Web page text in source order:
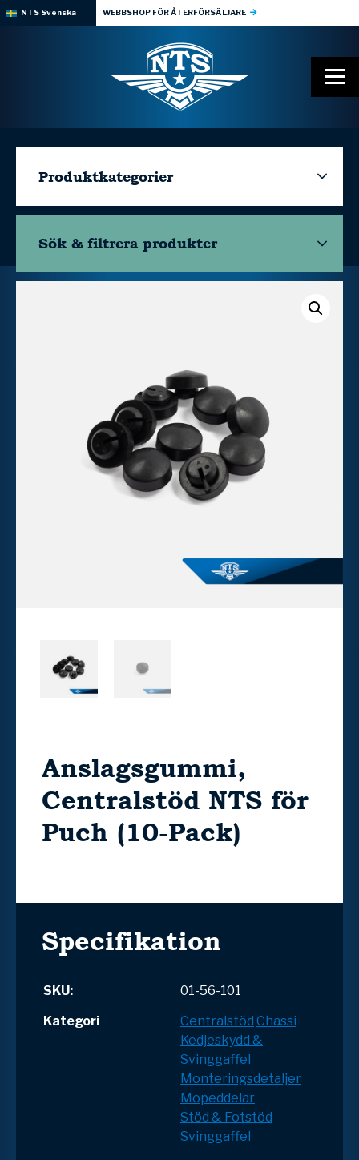
NTS Svenska WEBBSHOP FÖR ÅTERFÖRSÄLJARE
Produktkategorier
Sök & filtrera produkter
Anslagsgummi,
Centralstöd NTS för
Puch (10-Pack)
Specifikation
SKU:
01-56-101
Kategori
Centralstöd Chassi
Kedjeskydd &
Svinggaffel
Monteringsdetaljer
Mopeddelar
Stöd & Fotstöd
Svinggaffel